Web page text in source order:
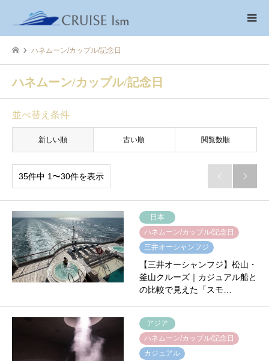
ハネムーン/カップル/記念日
ハネムーン/カップル/記念日
並べ替え条件
新しい順 古い順 閲覧数順
35件中 1〜30件を表示  
日本
ハネムーン/カップル/記念日
三井オーシャンフジ
【三井オーシャンフジ】松山・
釜山クルーズ｜カジュアル船と
の比較で見えた「スモ…
アジア
ハネムーン/カップル/記念日
カジュアル